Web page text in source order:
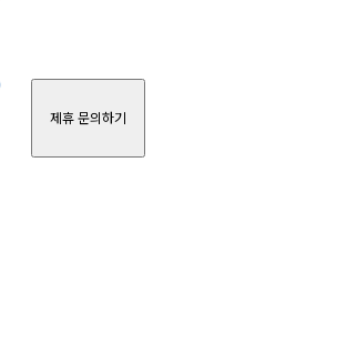
제휴 문의하기